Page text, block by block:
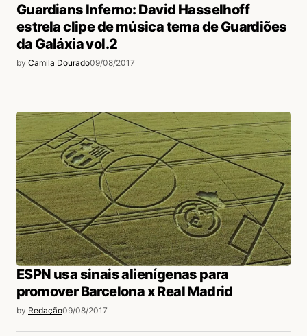
Guardians Inferno: David Hasselhoff
estrela clipe de música tema de Guardiões
da Galáxia vol.2
by Camila Dourado09/08/2017
ESPN usa sinais alienígenas para
promover Barcelona x Real Madrid
by Redação09/08/2017